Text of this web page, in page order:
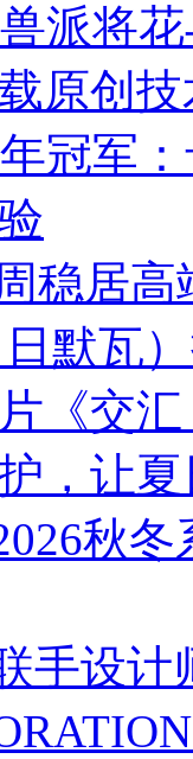
派将
原创
冠军
稳居
默瓦
《交
，让
秋
手设计